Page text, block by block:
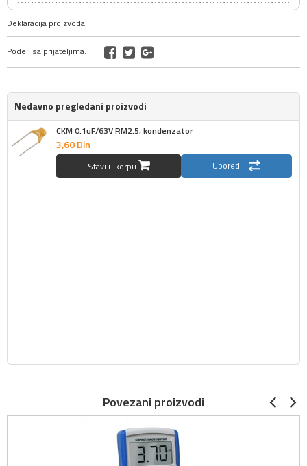
Deklaracija proizvoda
Podeli sa prijateljima:
Nedavno pregledani proizvodi
CKM 0.1uF/63V RM2.5, kondenzator
3,60Din
Stavi u korpu Uporedi
Povezani proizvodi